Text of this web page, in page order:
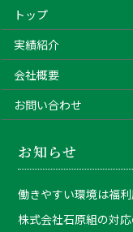
トップ
実績紹介
会社概要
お問い合わせ
お知らせ
働きやすい環境は福
株式会社石原組の対